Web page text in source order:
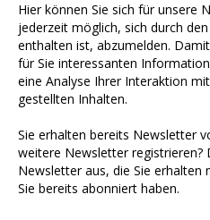
Hier können Sie sich für unsere
jederzeit möglich, sich durch
enthalten ist, abzumelden.
für Sie interessanten
eine Analyse Ihrer Interaktion
gestellten Inhalten.
Sie erhalten bereits Newsletter
weitere Newsletter registrieren?
Newsletter aus, die Sie erhalten
Sie bereits abonniert haben.